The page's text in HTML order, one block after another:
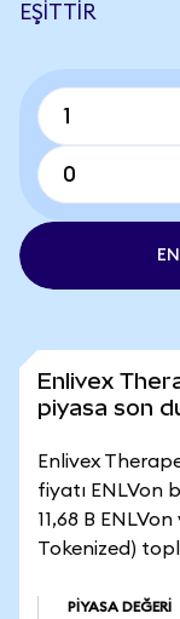
EŞITTIR
Enlivex
piyasa son
Enlivex
fiyatı ENLVon
11,68 B
Tokenized)
PIYASA DEĞERI